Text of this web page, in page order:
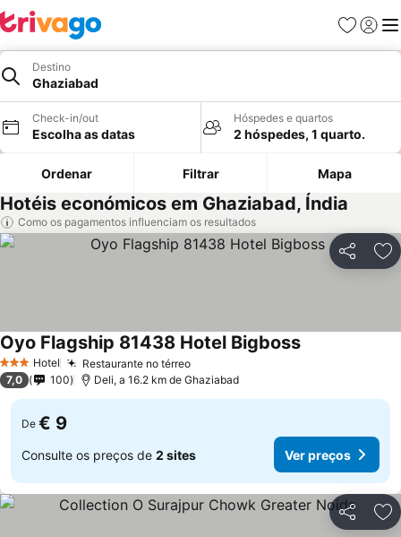
Favoritos
Iniciar
Destino
Ghaziabad
Check-in/out
Escolha as datas
Hóspedes e quartos
2 hóspedes, 1 quarto.
Ordenar Filtrar Mapa
Hotéis económicos em Ghaziabad, Índia
Como os pagamentos influenciam os resultados
Partilhar
3 EstrelasHotel Restaurante no térreoVer preços
Oyo Flagship 81438 Hotel BigbossVer preços
7,0 100 Deli, a 16.2 km de Ghaziabad
De € 9
Consulte os preços de 2 sites Ver preços
Partilhar